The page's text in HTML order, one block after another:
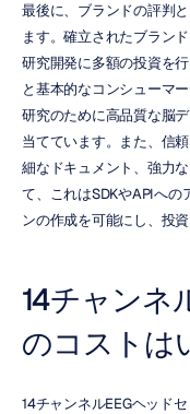
最後に、ブランドの評判
ます。確立されたブラン
研究開発に多額の投資を
と基本的なコンシューマ
研究のために高品質な脳
当てています。また、信
細なドキュメント、強力
て、これはSDKやAPIへの
ンの作成を可能にし、投
14チャンネ
のコストは
14チャンネルEEGヘッド